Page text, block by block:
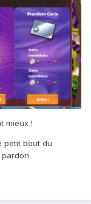
mieux !
petit bout du